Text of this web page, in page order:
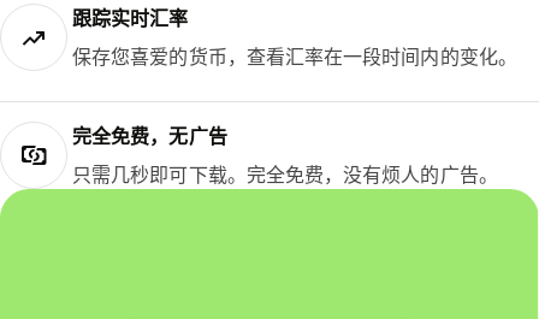
跟踪实时汇率
保存您喜爱的货币，查看汇率在一段时间内的变化。
完全免费，无广告
只需几秒即可下载。完全免费，没有烦人的广告。